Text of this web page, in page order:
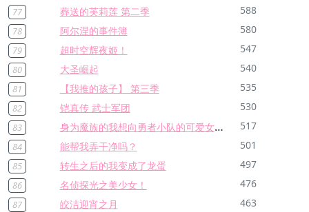
77 葬送的芙莉莲 第二季 588
78 阿尔涅的事件簿 580
79 超时空辉夜姬！ 547
80 大圣崛起 540
81 【我推的孩子】 第三季 535
82 铠真传 武士军团 530
83 身为魔族的我想向勇者小队的可爱女孩告白。 517
84 能帮我弄干净吗？ 501
85 转生之后的我变成了龙蛋 497
86 名侦探光之美少女！ 476
87 皎洁迎宵之月 463